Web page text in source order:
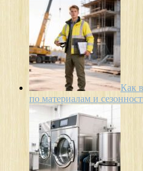
Как
по материалам и